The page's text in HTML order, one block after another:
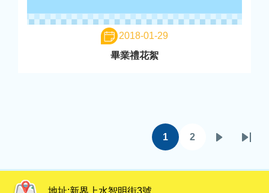
2018-01-29
畢業禮花絮
目
1 2
Last